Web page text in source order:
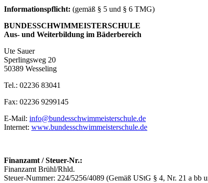
Informationspflicht: (gemäß § 5 und § 6 TMG)
BUNDESSCHWIMMEISTERSCHULE
Aus- und Weiterbildung im Bäderbereich
Ute Sauer
Sperlingsweg 20
50389 Wesseling
Tel.: 02236 83041
Fax: 02236 9299145
E-Mail: info@bundesschwimmeisterschule.de
Internet: www.bundesschwimmeisterschule.de
Finanzamt / Steuer-Nr.:
Finanzamt Brühl/Rhld.
Steuer-Nummer: 224/5256/4089 (Gemäß UStG § 4, Nr. 21 a bb